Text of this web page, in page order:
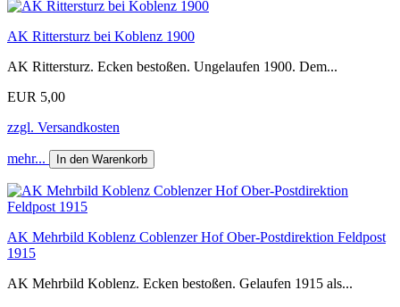
AK Rittersturz bei Koblenz 1900
AK Rittersturz. Ecken bestoßen. Ungelaufen 1900. Dem...
EUR 5,00
zzgl. Versandkosten
mehr... In den Warenkorb
AK Mehrbild Koblenz Coblenzer Hof Ober-Postdirektion Feldpost
1915
AK Mehrbild Koblenz. Ecken bestoßen. Gelaufen 1915 als...